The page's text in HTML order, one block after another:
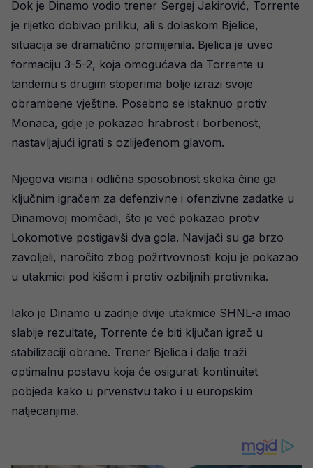
Dok je Dinamo vodio trener Sergej Jakirović, Torrente
je rijetko dobivao priliku, ali s dolaskom Bjelice,
situacija se dramatično promijenila. Bjelica je uveo
formaciju 3-5-2, koja omogućava da Torrente u
tandemu s drugim stoperima bolje izrazi svoje
obrambene vještine. Posebno se istaknuo protiv
Monaca, gdje je pokazao hrabrost i borbenost,
nastavljajući igrati s ozlijeđenom glavom.
Njegova visina i odlična sposobnost skoka čine ga
ključnim igračem za defenzivne i ofenzivne zadatke u
Dinamovoj momčadi, što je već pokazao protiv
Lokomotive postigavši dva gola. Navijači su ga brzo
zavoljeli, naročito zbog požrtvovnosti koju je pokazao
u utakmici pod kišom i protiv ozbiljnih protivnika.
Iako je Dinamo u zadnje dvije utakmice SHNL-a imao
slabije rezultate, Torrente će biti ključan igrač u
stabilizaciji obrane. Trener Bjelica i dalje traži
optimalnu postavu koja će osigurati kontinuitet
pobjeda kako u prvenstvu tako i u europskim
natjecanjima.